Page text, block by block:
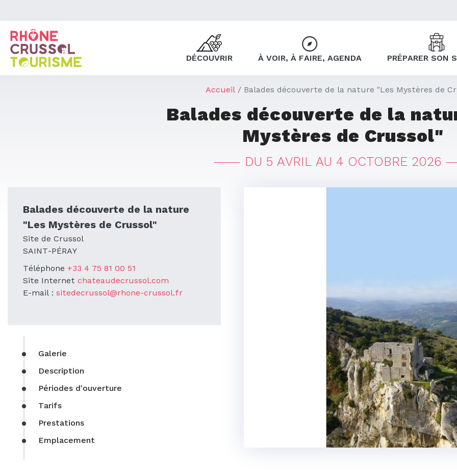
DÉCOUVRIR À VOIR, À FAIRE, AGENDA PRÉPARER SON
Accueil Balades découverte de la nature "Les Mystères de
Balades découverte de la
Mystères de Crussol"
DU 5 AVRIL AU 4 OCTOBRE 2026
Balades découverte de la nature
"Les Mystères de Crussol"
Site de Crussol
SAINT-PÉRAY
Téléphone +33 4 75 81 00 51
Site Internet chateaudecrussol.com
E-mail : sitedecrussol@rhone-crussol.fr
Galerie
Description
Périodes d'ouverture
Tarifs
Prestations
Emplacement